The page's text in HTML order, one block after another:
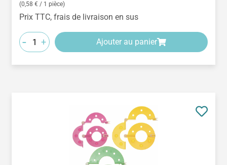
(0,58 € / 1 pièce)
Prix TTC, frais de livraison en sus
- + Ajouter au panier